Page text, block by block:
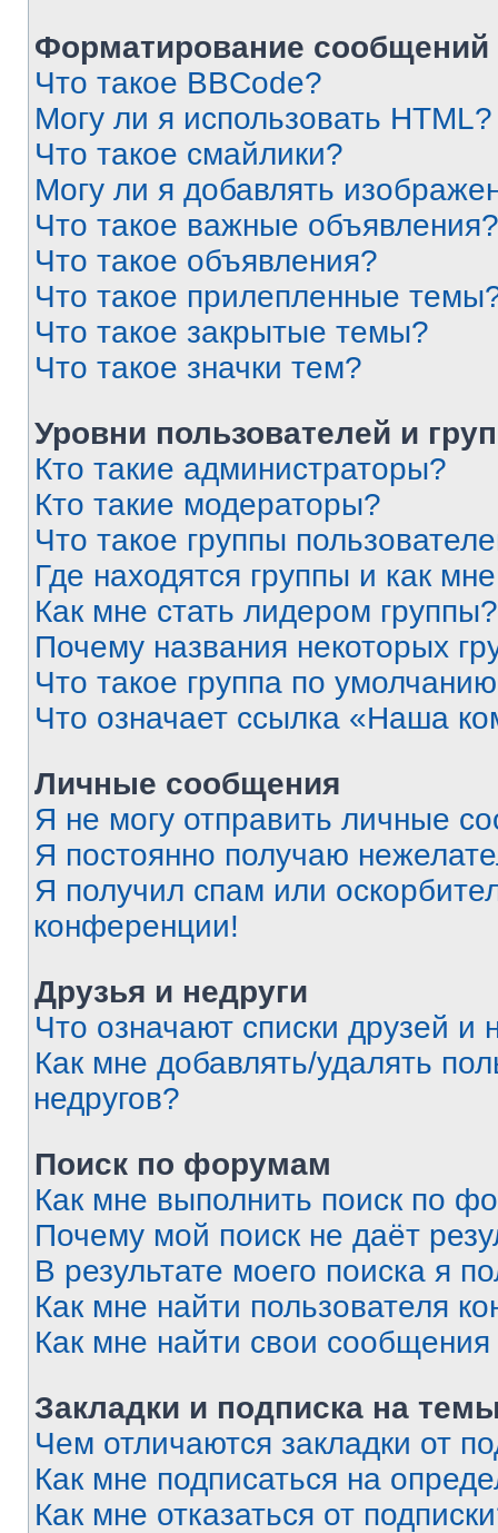
Форматирование
Что такое BBCode?
Могу ли я использовать HTML?
Что такое смайлики?
Могу ли я добавлять
Что такое важные объявления?
Что такое объявления?
Что такое прилепленные
Что такое закрытые темы?
Что такое значки тем?
Уровни пользователей и
Кто такие администраторы?
Кто такие модераторы?
Что такое группы
Где находятся группы и как
Как мне стать лидером группы?
Почему названия некоторых
Что такое группа по
Что означает ссылка «Наша
Личные сообщения
Я не могу отправить личные
Я постоянно получаю
Я получил спам или
конференции!
Друзья и недруги
Что означают списки друзей и
Как мне добавлять/удалять
недругов?
Поиск по форумам
Как мне выполнить поиск по
Почему мой поиск не даёт
В результате моего поиска я
Как мне найти пользователя
Как мне найти свои
Закладки и подписка на
Чем отличаются закладки от
Как мне подписаться на
Как мне отказаться от